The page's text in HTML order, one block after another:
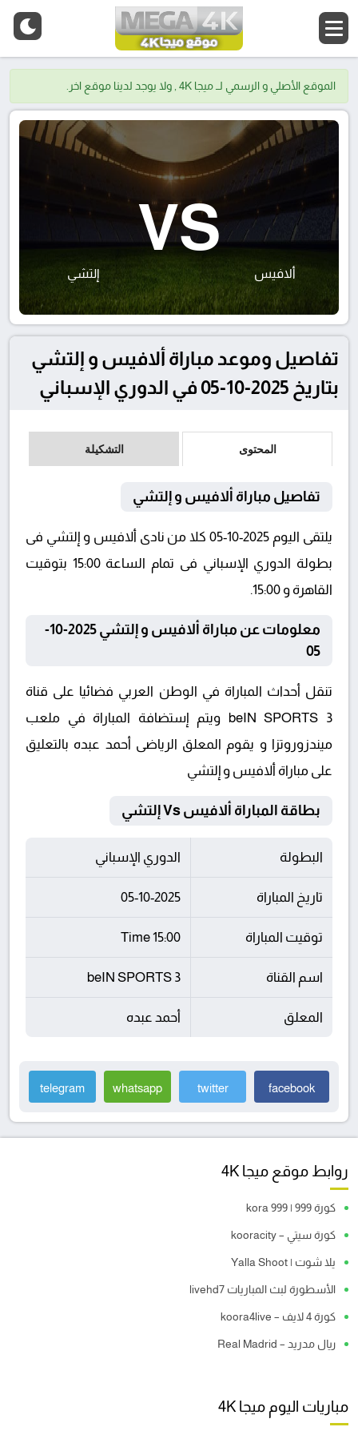
الموقع الأصلي و الرسمي لــ ميجا 4K , ولا يوجد لدينا موقع اخر.
ألافيس
VS
إلتشي
تفاصيل وموعد مباراة ألافيس و إلتشي
بتاريخ 2025-10-05 في الدوري الإسباني
المحتوى التشكيلة
تفاصيل مباراة ألافيس و إلتشي
يلتقى اليوم 2025-10-05 كلا من نادى ألافيس و إلتشي فى
بطولة الدوري الإسباني فى تمام الساعة 15:00 بتوقيت
القاهرة و 15:00.
معلومات عن مباراة ألافيس و إلتشي 2025-10-
05
تنقل أحداث المباراة في الوطن العربي فضائيا على قناة
beIN SPORTS 3 ويتم إستضافة المباراة في ملعب
ميندزوروتزا و يقوم المعلق الرياضى أحمد عبده بالتعليق
على مباراة ألافيس و إلتشي
بطاقة المباراة ألافيس Vs إلتشي
البطولة الدوري الإسباني
تاريخ المباراة 05-10-2025
توقيت المباراة 15:00 Time
اسم القناة beIN SPORTS 3
المعلق أحمد عبده
facebook
twitter
whatsapp
telegram
روابط موقع ميجا 4K
كورة 999 | kora 999
كورة سيتي – kooracity
يلا شوت | Yalla Shoot
الأسطورة لبث المباريات livehd7
كورة 4 لايف – koora4live
ريال مدريد – Real Madrid
مباريات اليوم ميجا 4K